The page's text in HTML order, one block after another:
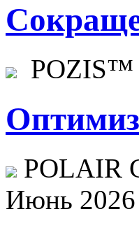
POZIS™
POLAIR
Июнь 2026